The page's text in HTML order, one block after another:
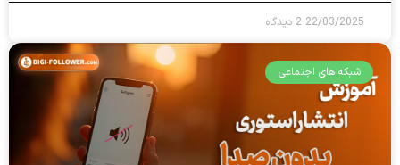
22/03/2025 2 دیدگاه
شبکه های اجتماعی